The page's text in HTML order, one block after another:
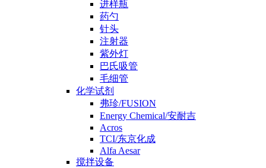
进样瓶
药勺
针头
注射器
紫外灯
巴氏吸管
毛细管
化学试剂
弗珍/FUSION
Energy Chemical/安耐吉
Acros
TCI/东京化成
Alfa Aesar
搅拌设备